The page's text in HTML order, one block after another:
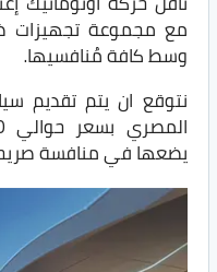
مع مجموعة تجهيزات
وسط كافة مُنافسيها.
يضعها في منافسة